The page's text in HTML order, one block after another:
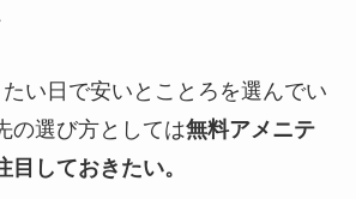
い日で安いとことろを選んでい
の選び方としては無料アメニテ
目しておきたい。